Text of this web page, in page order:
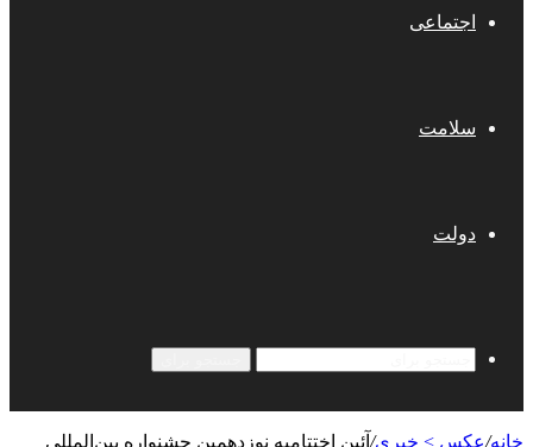
اجتماعی
سلامت
دولت
خانه/عکس > خبری/ آئین اختتامیه نوزدهمین جشنواره بین‌المللی